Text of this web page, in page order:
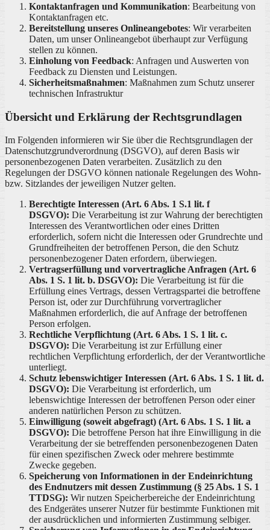
Kontaktanfragen und Kommunikation: Bearbeitung von
Kontaktanfragen etc.
Bereitstellung unseres Onlineangebotes: Wir verarbeiten
Daten, um unser Onlineangebot überhaupt zur Verfügung
stellen zu können.
Einholung von Feedback: Anfragen und Auswerten von
Feedback zu Diensten und Leistungen.
Sicherheitsmaßnahmen: Maßnahmen zum Schutz unserer
technischen Infrastruktur
Übersicht und Erklärung der Rechtsgrundlagen
Im Folgenden informieren wir Sie über die Rechtsgrundlagen der
Datenschutzgrundverordnung (DSGVO), auf deren Basis wir
personenbezogenen Daten verarbeiten. Zusätzlich zu den
Regelungen der DSGVO können nationale Regelungen des Wohn-
bzw. Sitzlandes der jeweiligen Nutzer gelten.
Berechtigte Interessen (Art. 6 Abs. 1 S.1 lit. f
DSGVO): Die Verarbeitung ist zur Wahrung der berechtigten
Interessen des Verantwortlichen oder eines Dritten
erforderlich, sofern nicht die Interessen oder Grundrechte und
Grundfreiheiten der betroffenen Person, die den Schutz
personenbezogener Daten erfordern, überwiegen.
Vertragserfüllung und vorvertragliche Anfragen (Art. 6
Abs. 1 S. 1 lit. b. DSGVO): Die Verarbeitung ist für die
Erfüllung eines Vertrags, dessen Vertragspartei die betroffene
Person ist, oder zur Durchführung vorvertraglicher
Maßnahmen erforderlich, die auf Anfrage der betroffenen
Person erfolgen.
Rechtliche Verpflichtung (Art. 6 Abs. 1 S. 1 lit. c.
DSGVO): Die Verarbeitung ist zur Erfüllung einer
rechtlichen Verpflichtung erforderlich, der der Verantwortliche
unterliegt.
Schutz lebenswichtiger Interessen (Art. 6 Abs. 1 S. 1 lit. d.
DSGVO): Die Verarbeitung ist erforderlich, um
lebenswichtige Interessen der betroffenen Person oder einer
anderen natürlichen Person zu schützen.
Einwilligung (soweit abgefragt) (Art. 6 Abs. 1 S. 1 lit. a
DSGVO): Die betroffene Person hat ihre Einwilligung in die
Verarbeitung der sie betreffenden personenbezogenen Daten
für einen spezifischen Zweck oder mehrere bestimmte
Zwecke gegeben.
Speicherung von Informationen in der Endeinrichtung
des Endnutzers mit dessen Zustimmung (§ 25 Abs. 1 S. 1
TTDSG): Wir nutzen Speicherbereiche der Endeinrichtung
des Endgerätes unserer Nutzer für bestimmte Funktionen mit
der ausdrücklichen und informierten Zustimmung selbiger.